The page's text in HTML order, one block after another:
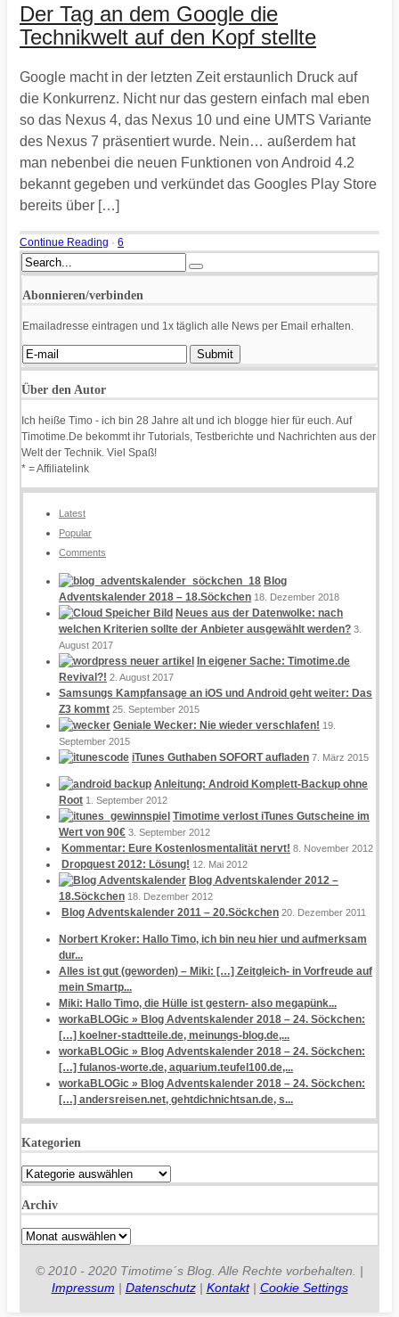
Der Tag an dem Google die
Technikwelt auf den Kopf stellte
Google macht in der letzten Zeit erstaunlich Druck auf
die Konkurrenz. Nicht nur das gestern einfach mal eben
so das Nexus 4, das Nexus 10 und eine UMTS Variante
des Nexus 7 präsentiert wurde. Nein… außerdem hat
man nebenbei die neuen Funktionen von Android 4.2
bekannt gegeben und verkündet das Googles Play Store
bereits über […]
Continue Reading · 6
Abonnieren/verbinden
Emailadresse eintragen und 1x täglich alle News per Email erhalten.
Über den Autor
Ich heiße Timo - ich bin 28 Jahre alt und ich blogge hier für euch. Auf
Timotime.De bekommt ihr Tutorials, Testberichte und Nachrichten aus der
Welt der Technik. Viel Spaß!
* = Affiliatelink
Latest
Popular
Comments
Blog
Adventskalender 2018 – 18.Söckchen 18. Dezember 2018
Neues aus der Datenwolke: nach
welchen Kriterien sollte der Anbieter ausgewählt werden? 3.
August 2017
In eigener Sache: Timotime.de
Revival?! 2. August 2017
Samsungs Kampfansage an iOS und Android geht weiter: Das
Z3 kommt 25. September 2015
Geniale Wecker: Nie wieder verschlafen! 19.
September 2015
iTunes Guthaben SOFORT aufladen 7. März 2015
Anleitung: Android Komplett-Backup ohne
Root 1. September 2012
Timotime verlost iTunes Gutscheine im
Wert von 90€ 3. September 2012
Kommentar: Eure Kostenlosmentalität nervt! 8. November 2012
Dropquest 2012: Lösung! 12. Mai 2012
Blog Adventskalender 2012 –
18.Söckchen 18. Dezember 2012
Blog Adventskalender 2011 – 20.Söckchen 20. Dezember 2011
Norbert Kroker: Hallo Timo, ich bin neu hier und aufmerksam
dur...
Alles ist gut (geworden) – Miki: […] Zeitgleich- in Vorfreude auf
mein Smartp...
Miki: Hallo Timo, die Hülle ist gestern- also megapünk...
workaBLOGic » Blog Adventskalender 2018 – 24. Söckchen:
[…] koelner-stadtteile.de, meinungs-blog.de,...
workaBLOGic » Blog Adventskalender 2018 – 24. Söckchen:
[…] fulanos-worte.de, aquarium.teufel100.de,...
workaBLOGic » Blog Adventskalender 2018 – 24. Söckchen:
[…] andersreisen.net, gehtdichnichtsan.de, s...
Kategorien
Kategorien
Archiv
Archiv
© 2010 - 2020 Timotime´s Blog. Alle Rechte vorbehalten. |
Impressum | Datenschutz| Kontakt| Cookie Settings